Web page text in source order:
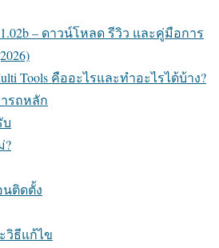
– ดาวน์โหลด รีวิว และคู่มือการ
Tools คืออะไรและทำอะไรได้บ้าง?
รถหลัก
?
ติดตั้ง
ธีแก้ไข